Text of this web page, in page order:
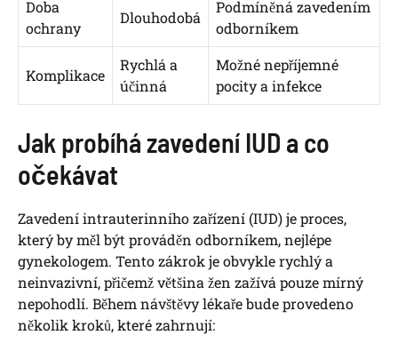
Doba
ochrany
Dlouhodobá
Podmíněná zavedením
odborníkem
Komplikace
Rychlá a
účinná
Možné nepříjemné
pocity a infekce
Jak probíhá zavedení IUD a co
očekávat
Zavedení intrauterinního zařízení (IUD) je proces,
který by měl být prováděn odborníkem, nejlépe
gynekologem. Tento zákrok je obvykle rychlý a
neinvazivní, přičemž většina žen zažívá pouze mírný
nepohodlí. Během návštěvy lékaře bude provedeno
několik kroků, které zahrnují: